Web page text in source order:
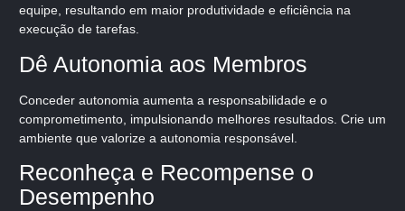
equipe, resultando em maior produtividade e eficiência na
execução de tarefas.
Dê Autonomia aos Membros
Conceder autonomia aumenta a responsabilidade e o
comprometimento, impulsionando melhores resultados. Crie um
ambiente que valorize a autonomia responsável.
Reconheça e Recompense o
Desempenho